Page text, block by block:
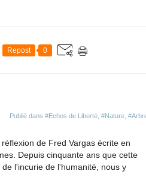
Repost 0
Publié dans #Echos de Liberté #Nature
de Fred Vargas écrite en
Depuis cinquante ans que cette
l'incurie de l'humanité, nous y